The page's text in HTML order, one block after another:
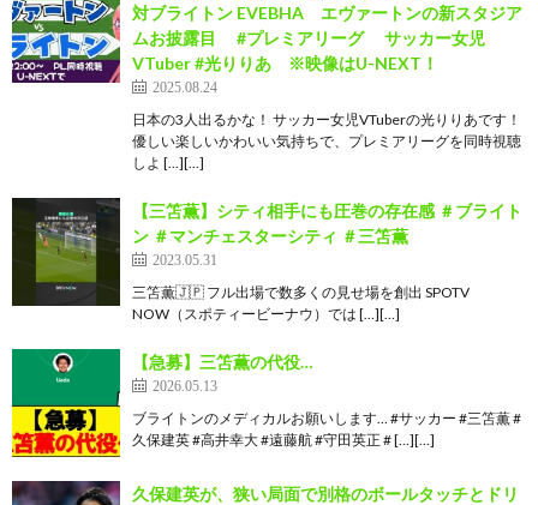
対ブライトン EVEBHA エヴァートンの新スタジア
ムお披露目 #プレミアリーグ サッカー女児
VTuber #光りりあ ※映像はU-NEXT！
2025.08.24
日本の3人出るかな！ サッカー女児VTuberの光りりあです！
優しい楽しいかわいい気持ちで、プレミアリーグを同時視聴
しよ […][…]
【三笘薫】シティ相手にも圧巻の存在感 ＃ブライト
ン ＃マンチェスターシティ ＃三笘薫
2023.05.31
三笘薫🇯🇵 フル出場で数多くの見せ場を創出 SPOTV
NOW（スポティービーナウ）では […][…]
【急募】三笘薫の代役…
2026.05.13
ブライトンのメディカルお願いします… #サッカー #三笘薫 #
久保建英 #高井幸大 #遠藤航 #守田英正 # […][…]
久保建英が、狭い局面で別格のボールタッチとドリ